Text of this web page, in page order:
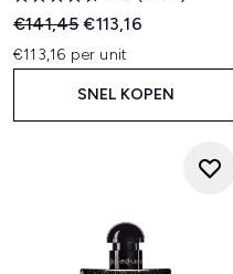
Recommended Retail Price:
€141,45Huidige prijs:
€113,16
€113,16 per unit
SNEL KOPEN